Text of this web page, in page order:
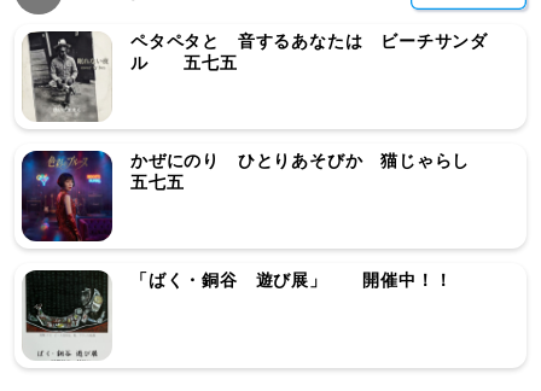
ペタペタと 音するあなたは ビーチサンダ
ル 五七五
かぜにのり ひとりあそびか 猫じゃらし
五七五
「ばく・銅谷 遊び展」 開催中！！